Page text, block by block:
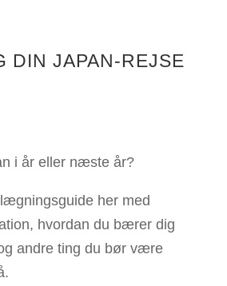
DIN JAPAN-REJSE
i år eller næste år?
her med
hvordan du bærer dig
andre ting du bør være